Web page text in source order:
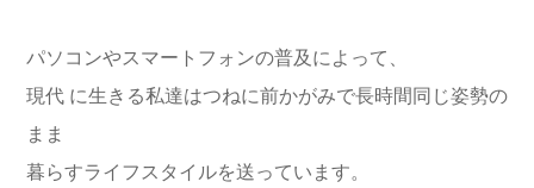
パソコンやスマートフォンの普及によって、
現代 に生きる私達はつねに前かがみで長時間同じ姿勢の
まま
暮らすライフスタイルを送っています。